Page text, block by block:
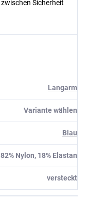
Sicherheit
Langarm
Variante wählen
Blau
82% Nylon, 18% Elastan
versteckt